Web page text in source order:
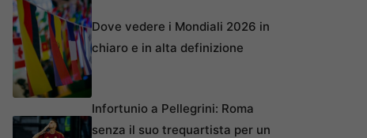
Dove vedere i Mondiali 2026 in
chiaro e in alta definizione
Infortunio a Pellegrini: Roma
senza il suo trequartista per un